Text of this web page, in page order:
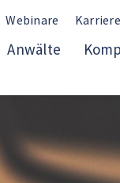
Webinare Karriere
Anwälte